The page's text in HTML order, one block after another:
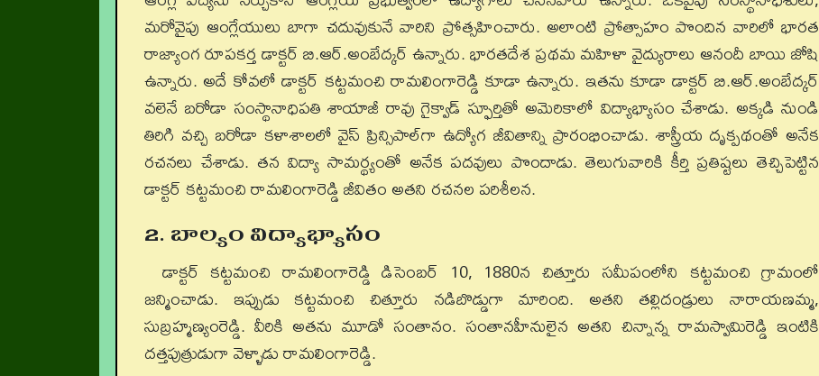
మరోవైపు ఆంగ్లేయులు బాగా చదువుకునే వారిని ప్రోత్సహించారు. అలాంటి ప్రోత్సాహం పొందిన వారిలో భారత
రాజ్యాంగ రూపకర్త డాక్టర్ బి.ఆర్.అంబేద్కర్ ఉన్నారు. భారతదేశ ప్రథమ మహిళా వైద్యురాలు ఆనందీ బాయి జోషి
ఉన్నారు. అదే కోవలో డాక్టర్ కట్టమంచి రామలింగారెడ్డి కూడా ఉన్నారు. ఇతను కూడా డాక్టర్ బి.ఆర్.అంబేద్కర్
వలెనే బరోడా సంస్థానాధిపతి శాయాజీ రావు గైక్వాడ్ స్ఫూర్తితో అమెరికాలో విద్యాభ్యాసం చేశాడు. అక్కడి నుండి
తిరిగి వచ్చి బరోడా కళాశాలలో వైస్ ప్రిన్సిపాల్‌గా ఉద్యోగ జీవితాన్ని ప్రారంభించాడు. శాస్త్రీయ దృక్పథంతో అనేక
రచనలు చేశాడు. తన విద్యా సామర్థ్యంతో అనేక పదవులు పొందాడు. తెలుగువారికి కీర్తి ప్రతిష్టలు తెచ్చిపెట్టిన
డాక్టర్ కట్టమంచి రామలింగారెడ్డి జీవితం అతని రచనల పరిశీలన.
2. బాల్యం విద్యాభ్యాసం
డాక్టర్ కట్టమంచి రామలింగారెడ్డి డిసెంబర్ 10, 1880న చిత్తూరు సమీపంలోని కట్టమంచి గ్రామంలో
జన్మించాడు. ఇప్పుడు కట్టమంచి చిత్తూరు నడిబొడ్డుగా మారింది. అతని తల్లిదండ్రులు నారాయణమ్మ,
సుబ్రహ్మణ్యంరెడ్డి. వీరికి అతను మూడో సంతానం. సంతానహీనులైన అతని చిన్నాన్న రామస్వామిరెడ్డి ఇంటికి
దత్తపుత్రుడుగా వెళ్ళాడు రామలింగారెడ్డి.